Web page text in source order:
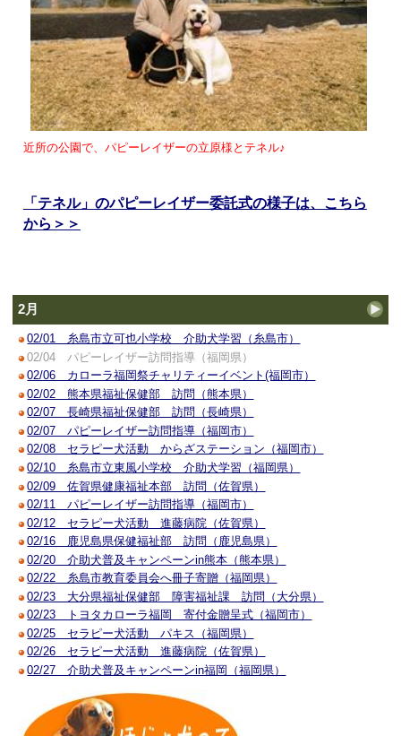
近所の公園で、パピーレイザーの立原様とテネル♪
「テネル」のパピーレイザー委託式の様子は、こちら
から＞＞
2月
02/01 糸島市立可也小学校 介助犬学習（糸島市）
02/04 パピーレイザー訪問指導（福岡県）
02/06 カローラ福岡祭チャリティーイベント(福岡市）
02/02 熊本県福祉保健部 訪問（熊本県）
02/07 長崎県福祉保健部 訪問（長崎県）
02/07 パピーレイザー訪問指導（福岡市）
02/08 セラピー犬活動 からざステーション（福岡市）
02/10 糸島市立東風小学校 介助犬学習（福岡県）
02/09 佐賀県健康福祉本部 訪問（佐賀県）
02/11 パピーレイザー訪問指導（福岡市）
02/12 セラピー犬活動 進藤病院（佐賀県）
02/16 鹿児島県保健福祉部 訪問（鹿児島県）
02/20 介助犬普及キャンペーンin熊本（熊本県）
02/22 糸島市教育委員会へ冊子寄贈（福岡県）
02/23 大分県福祉保健部 障害福祉課 訪問（大分県）
02/23 トヨタカローラ福岡 寄付金贈呈式（福岡市）
02/25 セラピー犬活動 パキス（福岡県）
02/26 セラピー犬活動 進藤病院（佐賀県）
02/27 介助犬普及キャンペーンin福岡（福岡県）